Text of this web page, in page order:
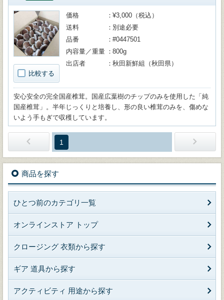
比較する
価格
¥3,000（税込）
送料
別途必要
品番
#0447501
内容量／重量
800g
出店者
秋田新鮮組（秋田県）
安心安全の完全国産椎茸。国産広葉樹のチップのみを使用した「純
国産椎茸」。半年じっくりと培養し、形の良い椎茸のみを、傷めな
いよう手もぎで収穫しています。
1
商品を探す
ひとつ前のカテゴリ一覧
オンラインストア トップ
クロージング 衣類から探す
ギア 道具から探す
アクティビティ 用途から探す